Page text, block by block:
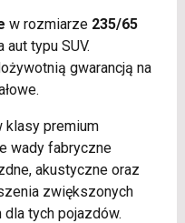
w rozmiarze 235/65
typu SUV.
gwarancją na
klasy premium
wady fabryczne
akustyczne oraz
zwiększonych
tych pojazdów.